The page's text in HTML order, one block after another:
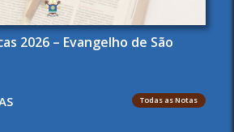
2026 – Evangelho de São
Todas as Notas